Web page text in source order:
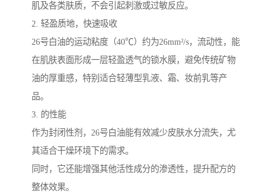
肌及各类肤质，不会引起刺激或过敏反应。
2. 轻盈质地，快速吸收
26号白油的运动粘度（40℃）约为26mm²/s，流动性，能
在肌肤表面形成一层轻盈透气的锁水膜，避免传统矿物
油的厚重感，特别适合轻薄型乳液、霜、妆前乳等产
品。
3. 的性能
作为封闭性剂，26号白油能有效减少皮肤水分流失，尤
其适合干燥环境下的需求。
同时，它还能增强其他活性成分的渗透性，提升配方的
整体效果。